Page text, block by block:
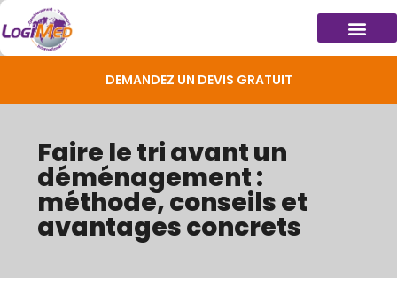
DEMANDEZ UN DEVIS GRATUIT
Faire le tri avant un
déménagement :
méthode, conseils et
avantages concrets